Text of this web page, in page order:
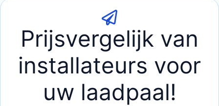
Prijsvergelijk van
installateurs voor
uw laadpaal!